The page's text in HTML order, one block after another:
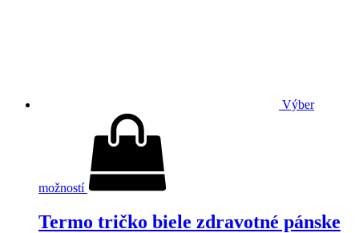
Výber
možností
Termo tričko biele zdravotné pánske